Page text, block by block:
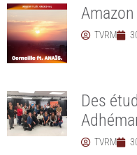
TVRM
Des
TVRM